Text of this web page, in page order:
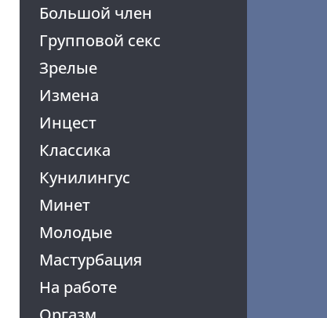
Большой член
Групповой секс
Зрелые
Измена
Инцест
Классика
Кунилингус
Минет
Молодые
Мастурбация
На работе